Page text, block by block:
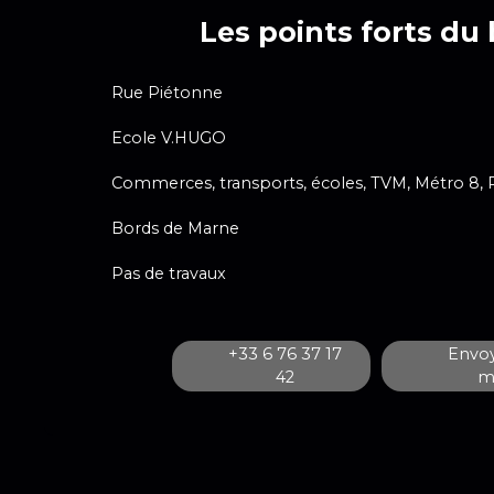
Les points forts du
Rue Piétonne
Ecole V.HUGO
Commerces, transports, écoles, TVM, Métro 8,
Bords de Marne
Pas de travaux
+33 6 76 37 17
42